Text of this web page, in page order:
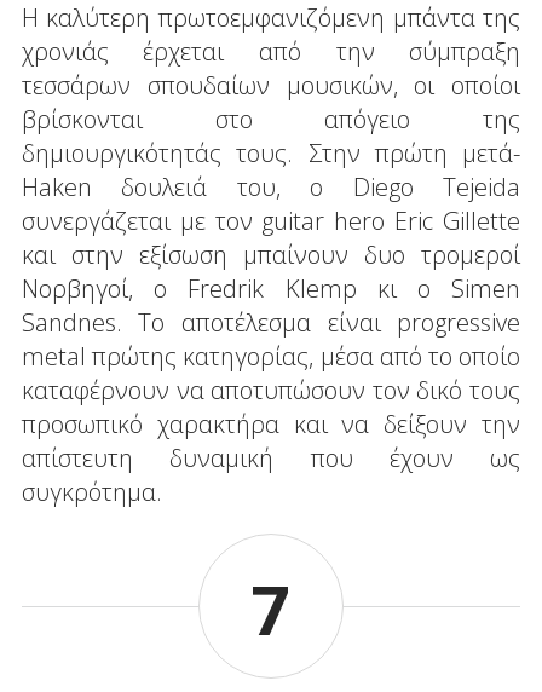
Η καλύτερη πρωτοεμφανιζόμενη μπάντα της
χρονιάς έρχεται από την σύμπραξη
τεσσάρων σπουδαίων μουσικών, οι οποίοι
βρίσκονται στο απόγειο της
δημιουργικότητάς τους. Στην πρώτη μετά-
Haken δουλειά του, ο Diego Tejeida
συνεργάζεται με τον guitar hero Eric Gillette
και στην εξίσωση μπαίνουν δυο τρομεροί
Νορβηγοί, ο Fredrik Klemp κι ο Simen
Sandnes. Το αποτέλεσμα είναι progressive
metal πρώτης κατηγορίας, μέσα από το οποίο
καταφέρνουν να αποτυπώσουν τον δικό τους
προσωπικό χαρακτήρα και να δείξουν την
απίστευτη δυναμική που έχουν ως
συγκρότημα.
7